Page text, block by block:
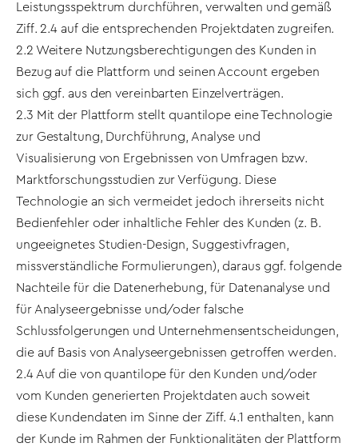
Leistungsspektrum durchführen, verwalten und gemäß
Ziff. 2.4 auf die entsprechenden Projektdaten zugreifen.
2.2 Weitere Nutzungsberechtigungen des Kunden in
Bezug auf die Plattform und seinen Account ergeben
sich ggf. aus den vereinbarten Einzelverträgen.
2.3 Mit der Plattform stellt quantilope eine Technologie
zur Gestaltung, Durchführung, Analyse und
Visualisierung von Ergebnissen von Umfragen bzw.
Marktforschungsstudien zur Verfügung. Diese
Technologie an sich vermeidet jedoch ihrerseits nicht
Bedienfehler oder inhaltliche Fehler des Kunden (z. B.
ungeeignetes Studien-Design, Suggestivfragen,
missverständliche Formulierungen), daraus ggf. folgende
Nachteile für die Datenerhebung, für Datenanalyse und
für Analyseergebnisse und/oder falsche
Schlussfolgerungen und Unternehmensentscheidungen,
die auf Basis von Analyseergebnissen getroffen werden.
2.4 Auf die von quantilope für den Kunden und/oder
vom Kunden generierten Projektdaten auch soweit
diese Kundendaten im Sinne der Ziff. 4.1 enthalten, kann
der Kunde im Rahmen der Funktionalitäten der Plattform